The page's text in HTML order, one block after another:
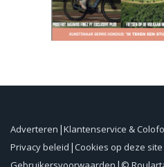
Adverteren Klantenservice &
Privacy beleid Cookies op deze site